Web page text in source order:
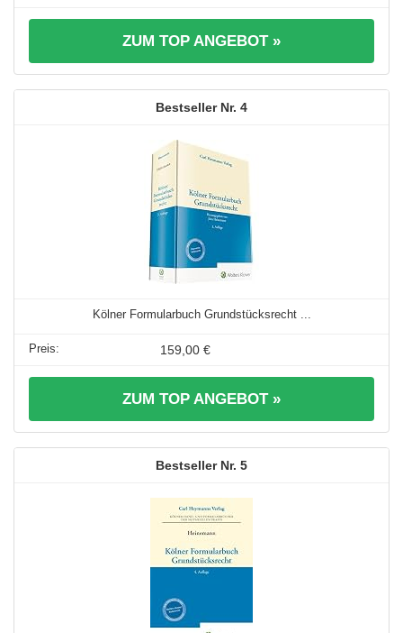
ZUM TOP ANGEBOT »
4
Kölner Formularbuch Grundstücksrecht ...
159,00 €
ZUM TOP ANGEBOT »
5